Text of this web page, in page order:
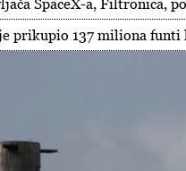
SpaceX-a, Filtronica,
prikupio 137 miliona